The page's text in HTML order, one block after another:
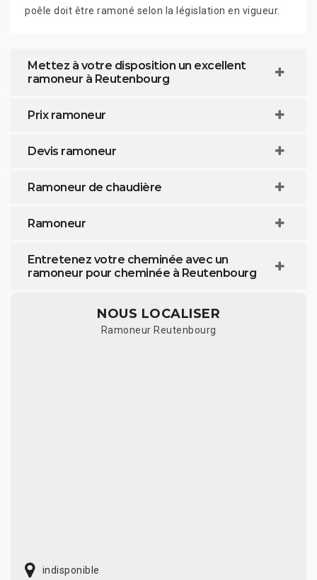
poêle doit être ramoné selon la législation en vigueur.
Mettez à votre disposition un excellent
ramoneur à Reutenbourg
Prix ramoneur
Devis ramoneur
Ramoneur de chaudière
Ramoneur
Entretenez votre cheminée avec un
ramoneur pour cheminée à Reutenbourg
NOUS LOCALISER
Ramoneur Reutenbourg
indisponible